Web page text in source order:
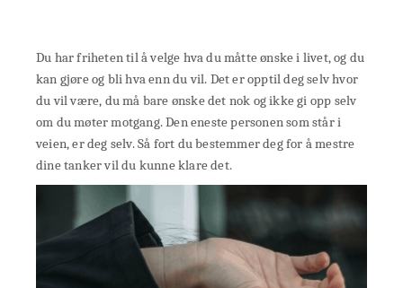
Du har friheten til å velge hva du måtte ønske i livet, og du
kan gjøre og bli hva enn du vil. Det er opptil deg selv hvor
du vil være, du må bare ønske det nok og ikke gi opp selv
om du møter motgang. Den eneste personen som står i
veien, er deg selv. Så fort du bestemmer deg for å mestre
dine tanker vil du kunne klare det.